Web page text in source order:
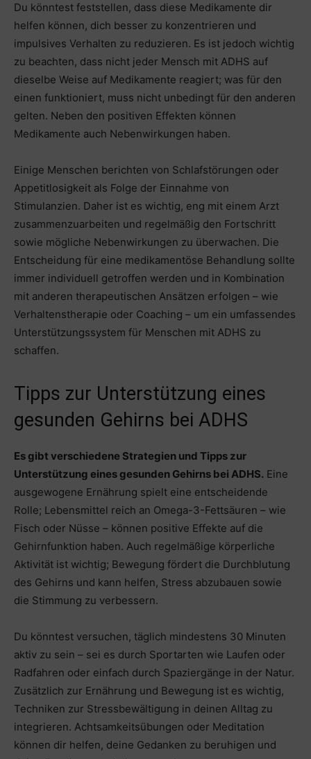
Du könntest feststellen, dass diese Medikamente dir
helfen können, dich besser zu konzentrieren und
impulsives Verhalten zu reduzieren. Es ist jedoch wichtig
zu beachten, dass nicht jeder Mensch mit ADHS auf
dieselbe Weise auf Medikamente reagiert; was für den
einen funktioniert, muss nicht unbedingt für den anderen
gelten. Neben den positiven Effekten können
Medikamente auch Nebenwirkungen haben.
Einige Menschen berichten von Schlafstörungen oder
Appetitlosigkeit als Folge der Einnahme von
Stimulanzien. Daher ist es wichtig, eng mit einem Arzt
zusammenzuarbeiten und regelmäßig den Fortschritt
sowie mögliche Nebenwirkungen zu überwachen. Die
Entscheidung für eine medikamentöse Behandlung sollte
immer individuell getroffen werden und in Kombination
mit anderen therapeutischen Ansätzen erfolgen – wie
Verhaltenstherapie oder Coaching – um ein umfassendes
Unterstützungssystem für Menschen mit ADHS zu
schaffen.
Tipps zur Unterstützung eines
gesunden Gehirns bei ADHS
Es gibt verschiedene Strategien und Tipps zur
Unterstützung eines gesunden Gehirns bei ADHS. Eine
ausgewogene Ernährung spielt eine entscheidende
Rolle; Lebensmittel reich an Omega-3-Fettsäuren – wie
Fisch oder Nüsse – können positive Effekte auf die
Gehirnfunktion haben. Auch regelmäßige körperliche
Aktivität ist wichtig; Bewegung fördert die Durchblutung
des Gehirns und kann helfen, Stress abzubauen sowie
die Stimmung zu verbessern.
Du könntest versuchen, täglich mindestens 30 Minuten
aktiv zu sein – sei es durch Sportarten wie Laufen oder
Radfahren oder einfach durch Spaziergänge in der Natur.
Zusätzlich zur Ernährung und Bewegung ist es wichtig,
Techniken zur Stressbewältigung in deinen Alltag zu
integrieren. Achtsamkeitsübungen oder Meditation
können dir helfen, deine Gedanken zu beruhigen und